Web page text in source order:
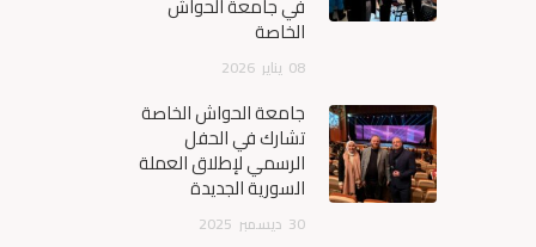
الخاصة
08 يناير 2026
جامعة الحواش الخاصة
تشارك في الحفل
الرسمي لإطلاق العملة
السورية الجديدة
30 ديسمبر 2025